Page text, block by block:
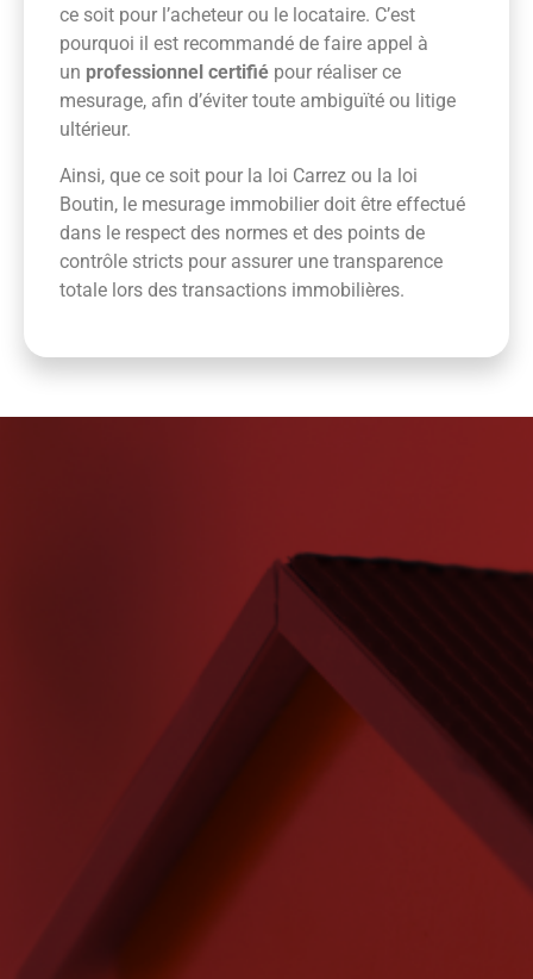
ce soit pour l’acheteur ou le locataire. C’est
pourquoi il est recommandé de faire appel à
un professionnel certifié pour réaliser ce
mesurage, afin d’éviter toute ambiguïté ou litige
ultérieur.
Ainsi, que ce soit pour la loi Carrez ou la loi
Boutin, le mesurage immobilier doit être effectué
dans le respect des normes et des points de
contrôle stricts pour assurer une transparence
totale lors des transactions immobilières.